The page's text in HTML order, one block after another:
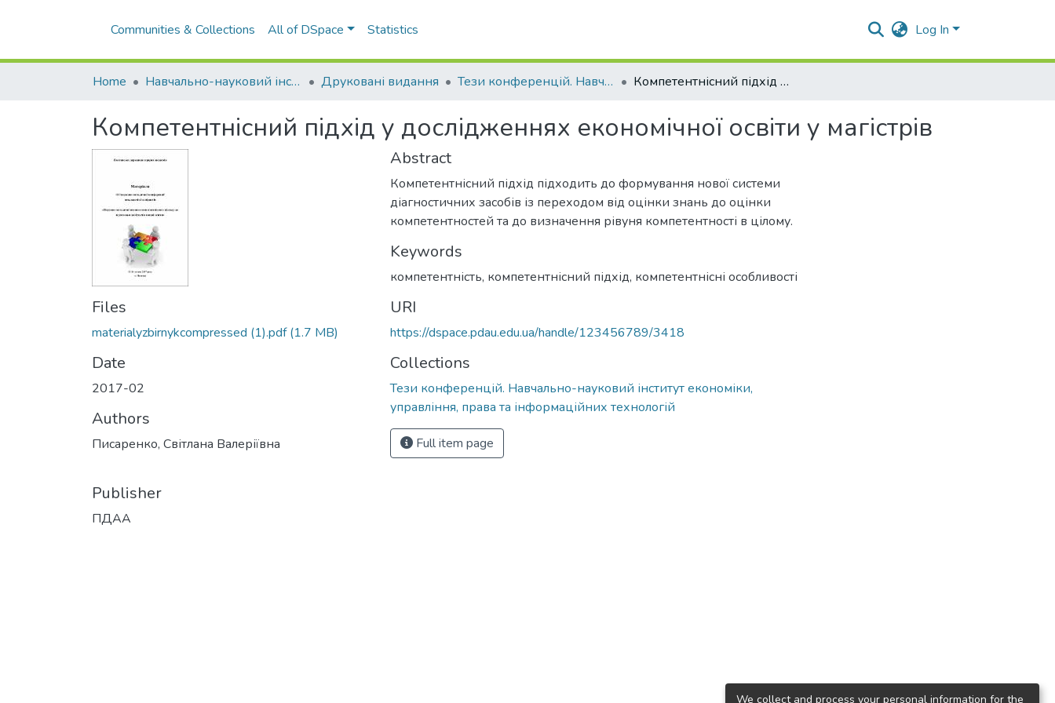
Communities & Collections All of DSpace Statistics Log In
Home Навчально-науковий інститут економіки, управління, права та інформаційних технологій Друковані видання Тези конференцій. Навчально-науковий інститут економіки, управління, права та інформаційних технологій Компетентнісний підхід у дослідженнях економічної освіти у магістрів
Компетентнісний підхід у дослідженнях економічної освіти у магістрів
Files
materialyzbirnykcompressed (1).pdf(1.7 MB)
Date
2017-02
Authors
Писаренко, Світлана Валеріївна
Publisher
ПДАА
Abstract
Компетентнісний підхід підходить до формування нової системи
діагностичних засобів із переходом від оцінки знань до оцінки
компетентностей та до визначення рівуня компетентності в цілому.
Keywords
компетентність, компетентнісний підхід, компетентнісні особливості
URI
https://dspace.pdau.edu.ua/handle/123456789/3418
Collections
Тези конференцій. Навчально-науковий інститут економіки,
управління, права та інформаційних технологій
Full item page
We collect and process your personal information for the